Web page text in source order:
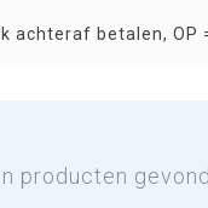
achteraf betalen, OP
producten